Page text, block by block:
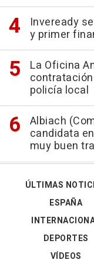
Inveready
y primer
La Oficina
policía local
Albiach
candidata
muy buen
ÚLTIMAS
ESPAÑA
DEPORTES
VÍDEOS